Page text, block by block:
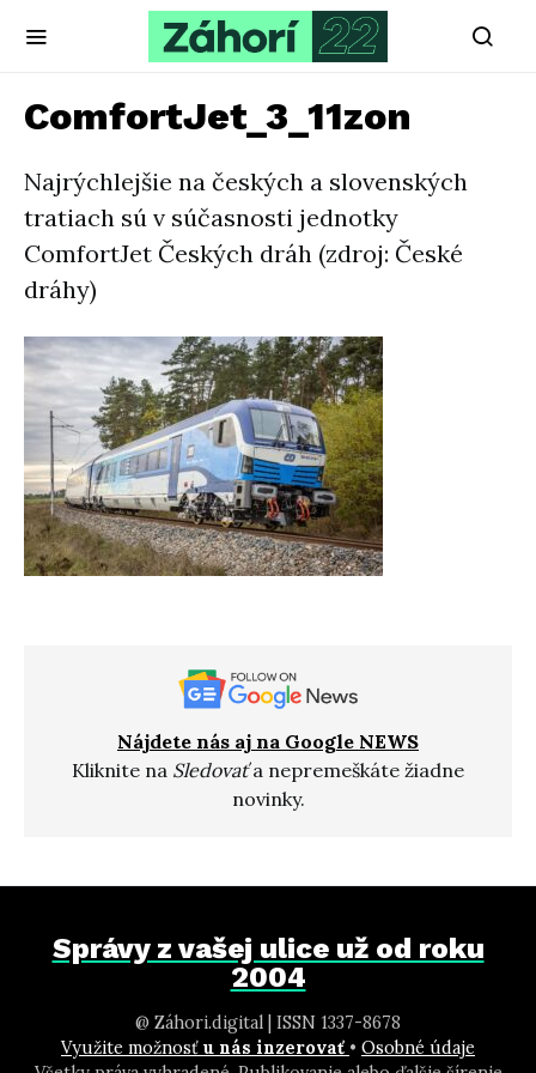
ComfortJet_3_11zon
Najrýchlejšie na českých a slovenských
tratiach sú v súčasnosti jednotky
ComfortJet Českých dráh (zdroj: České
dráhy)
Nájdete nás aj na Google NEWS
Kliknite na Sledovaťa nepremeškáte žiadne
novinky.
Správy z vašej ulice už od roku
2004
@ Záhori.digital | ISSN 1337-8678
Využite možnosť u nás inzerovať • Osobné údaje